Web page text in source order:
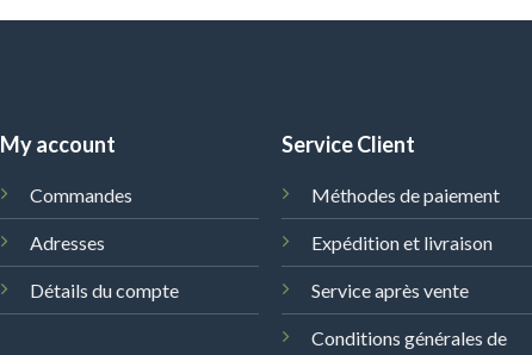
My account
Commandes
Adresses
Détails du compte
Service Client
Méthodes de paiement
Expédition et livraison
Service après vente
Conditions générales de